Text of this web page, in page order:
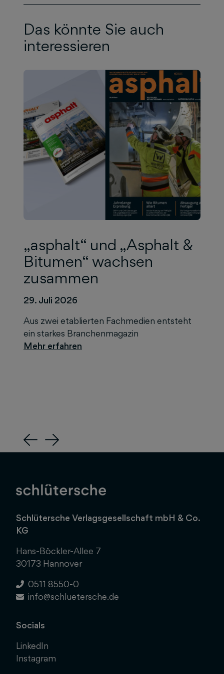
Das könnte Sie auch
interessieren
„asphalt“ und „Asphalt &
Bitumen“ wachsen
zusammen
29. Juli 2026
Aus zwei etablierten Fachmedien entsteht
ein starkes Branchenmagazin
Previous
Next
Schlütersche Verlagsgesellschaft mbH & Co.
KG
Hans-Böckler-Allee 7
30173 Hannover
0511 8550-0
info@schluetersche.de
Socials
LinkedIn
Instagram